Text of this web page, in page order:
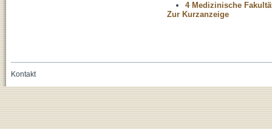
4 Medizinische
Zur Kurzanzeige
Kontakt